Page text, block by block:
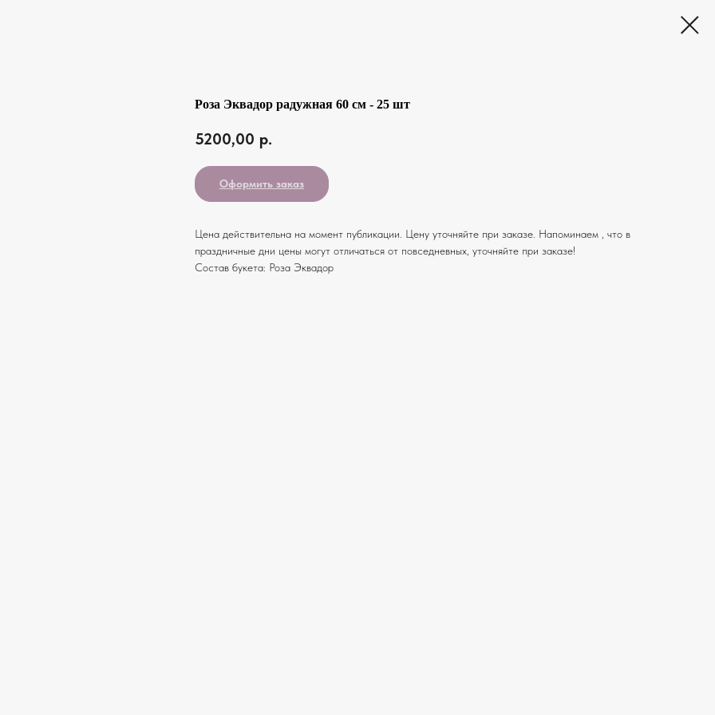
Роза Эквадор радужная 60 см - 25 шт
5200,00 р.
Оформить заказ
Цена действительна на момент публикации. Цену уточняйте при заказе. Напоминаем , что в
праздничные дни цены могут отличаться от повседневных, уточняйте при заказе!
Состав букета: Роза Эквадор